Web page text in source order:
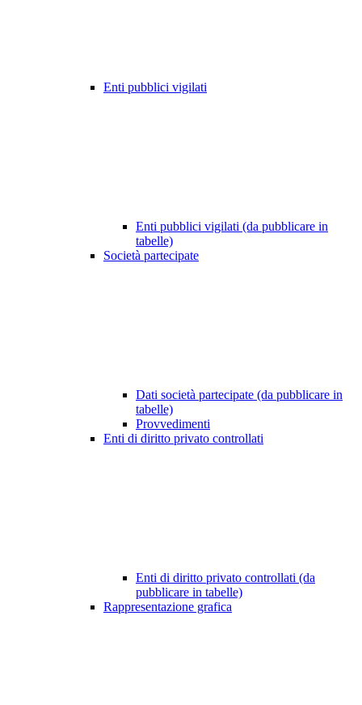
Enti pubblici vigilati
Enti pubblici vigilati (da pubblicare in
tabelle)
Società partecipate
Dati società partecipate (da pubblicare in
tabelle)
Provvedimenti
Enti di diritto privato controllati
Enti di diritto privato controllati (da
pubblicare in tabelle)
Rappresentazione grafica